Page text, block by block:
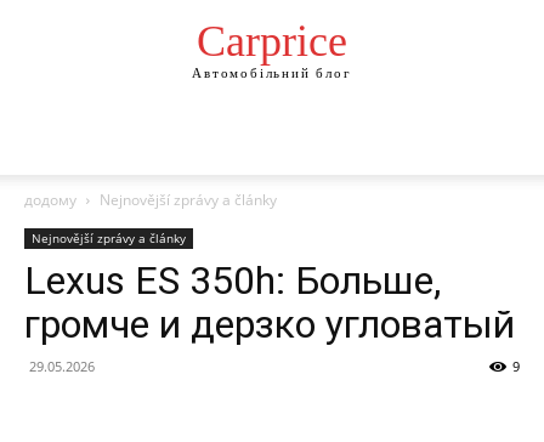
Сarprice
Автомобільний блог
додому Nejnovější zprávy a články
Nejnovější zprávy a články
Lexus ES 350h: Больше,
громче и дерзко угловатый
29.05.2026 9